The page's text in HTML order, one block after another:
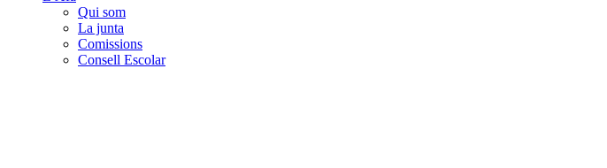
Qui som
La junta
Comissions
Consell Escolar